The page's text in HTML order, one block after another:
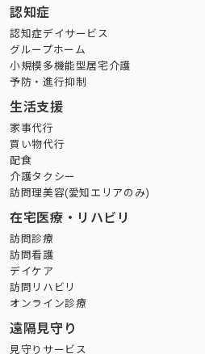
認知症
認知症デイサービス
グループホーム
小規模多機能型居宅介護
予防・進行抑制
生活支援
家事代行
買い物代行
配食
介護タクシー
訪問理美容(愛知エリアのみ)
在宅医療・リハビリ
訪問診療
訪問看護
デイケア
訪問リハビリ
オンライン診療
遠隔見守り
見守りサービス